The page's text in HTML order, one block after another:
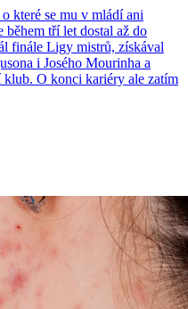
které se mu v mládí ani
během tří let dostal až do
finále Ligy mistrů, získával
i Josého Mourinha a
klub. O konci kariéry ale zatím